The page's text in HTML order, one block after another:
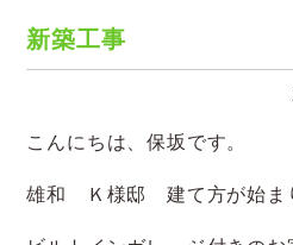
新築工事
こんにちは、保坂です。
雄和 Ｋ様邸 建て方が始ま